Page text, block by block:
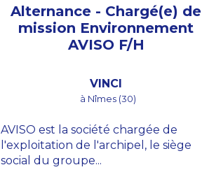
Alternance - Chargé(e) de
mission Environnement
AVISO F/H
VINCI
à Nîmes (30)
AVISO est la société chargée de
l'exploitation de l'archipel, le siège
social du groupe...